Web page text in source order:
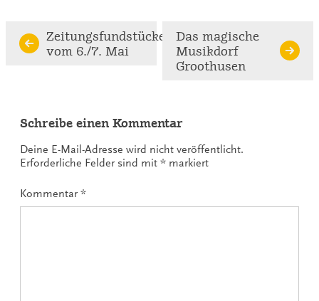
Continue
Reading
Zeitungsfundstücke
vom 6./7. Mai
Das magische
Musikdorf
Groothusen
Schreibe einen Kommentar
Deine E-Mail-Adresse wird nicht veröffentlicht.
Erforderliche Felder sind mit * markiert
Kommentar*